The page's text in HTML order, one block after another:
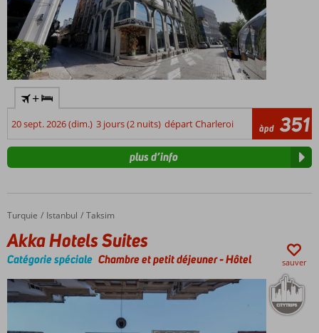
+
20 sept. 2026 (dim.) 3 jours (2 nuits) départ Charleroi àpd 351
plus d’info
Accueil
Turquie Istanbul Taksim
Akka Hotels Suites
Akka Hotels Suites
Catégorie spéciale Chambre et petit déjeuner-Hôtel sauver